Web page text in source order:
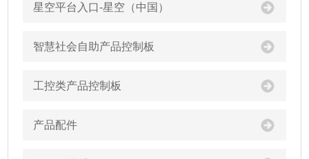
星空平台入口-星空（中国）
智慧社会自助产品控制板
工控类产品控制板
产品配件